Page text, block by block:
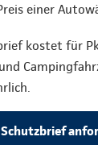
einer
kostet für